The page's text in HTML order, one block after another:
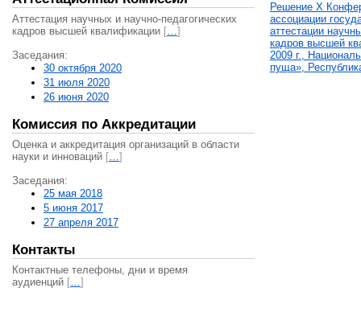
Аттестация научных и научно-педагогических
кадров высшей квалификации […]
Заседания:
30 октября 2020
31 июля 2020
26 июня 2020
Комиссия по Аккредитации
Оценка и аккредитация организаций в области
науки и инноваций […]
Заседания:
25 мая 2018
5 июня 2017
27 апреля 2017
Контакты
Контактные телефоны, дни и время
аудиенций […]
Решение X
ассоциации
аттестации
кадров высшей
2009 г.,
пуща»,